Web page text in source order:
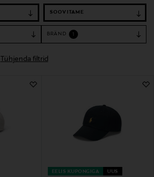
BRÄND
Tühjenda filtrid
EELIS KUPONGIGA UUS